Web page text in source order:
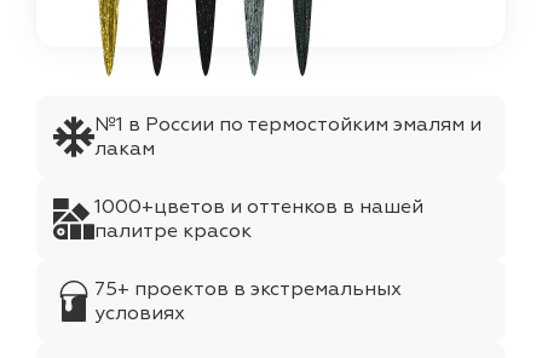
№1 в России по термостойким эмалям и
лакам
1000+цветов и оттенков в нашей
палитре красок
75+ проектов в экстремальных
условиях